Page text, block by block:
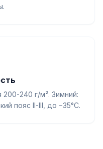
240 г/м². Зимний:
пояс II-III, до −35°С.